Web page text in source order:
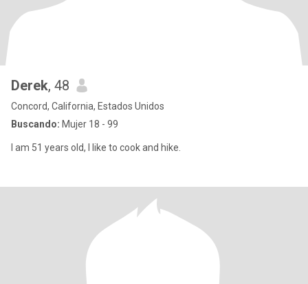
Derek, 48
Concord, California, Estados Unidos
Buscando: Mujer 18 - 99
I am 51 years old, I like to cook and hike.